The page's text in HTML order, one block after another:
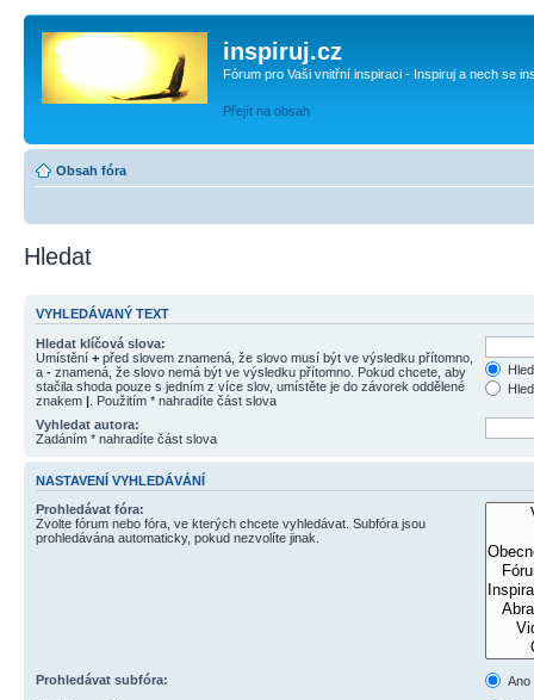
inspiruj.cz
Fórum pro Vaši vnitřní inspiraci - Inspiruj a nech se
Přejít na obsah
Obsah fóra
Hledat
VYHLEDÁVANÝ TEXT
Hledat klíčová slova:
Umístění + před slovem znamená, že slovo musí být ve výsledku přítomno,
a - znamená, že slovo nemá být ve výsledku přítomno. Pokud chcete, aby
stačila shoda pouze s jedním z více slov, umístěte je do závorek oddělené
znakem | . Použitím * nahradíte část slova
Vyhledat autora:
Zadáním * nahradíte část slova
NASTAVENÍ VYHLEDÁVÁNÍ
Prohledávat fóra:
Zvolte fórum nebo fóra, ve kterých chcete vyhledávat. Subfóra jsou
prohledávána automaticky, pokud nezvolíte jinak.
Prohledávat subfóra:
Ano